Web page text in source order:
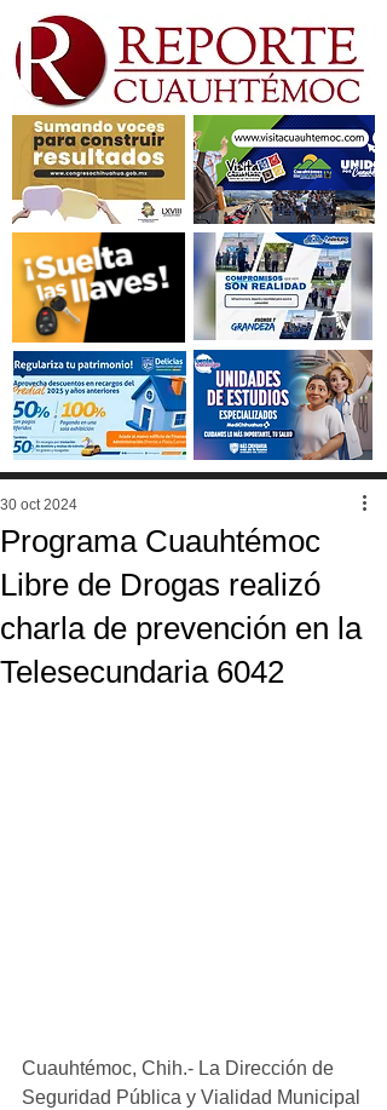
Programa Cuauhtémoc
Libre de Drogas realizó
charla de prevención en la
Telesecundaria 6042
30 oct 2024
Cuauhtémoc, Chih.- La Dirección de
Seguridad Pública y Vialidad Municipal